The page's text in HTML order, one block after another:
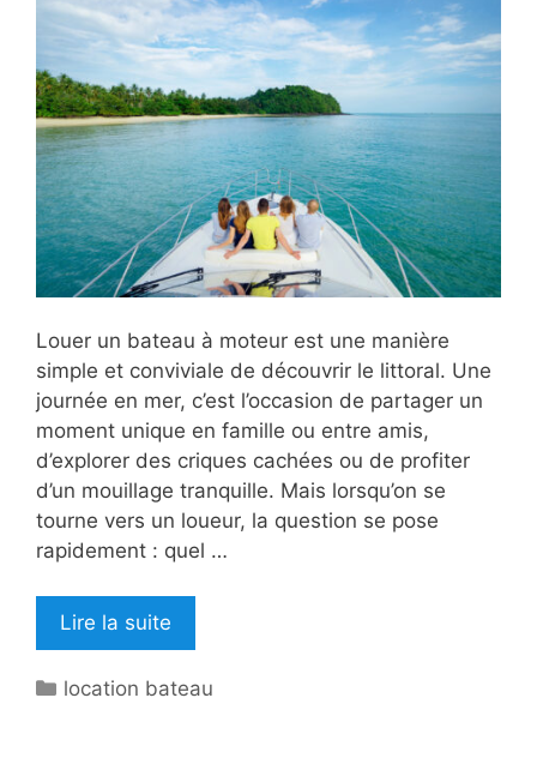
Louer un bateau à moteur est une manière
simple et conviviale de découvrir le littoral. Une
journée en mer, c’est l’occasion de partager un
moment unique en famille ou entre amis,
d’explorer des criques cachées ou de profiter
d’un mouillage tranquille. Mais lorsqu’on se
tourne vers un loueur, la question se pose
rapidement : quel …
Lire la suite
Catégories
location bateau